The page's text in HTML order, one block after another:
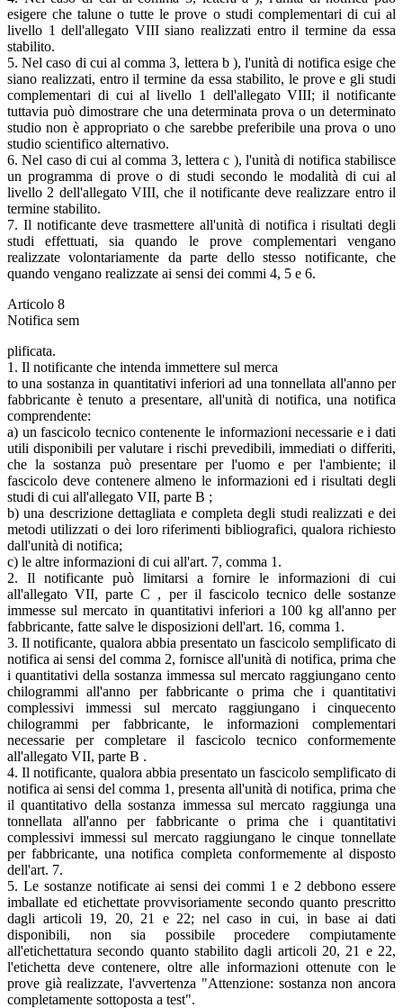
esigere che talune o tutte le prove o studi complementari di cui al
livello 1 dell'allegato VIII siano realizzati entro il termine da essa
stabilito.
5. Nel caso di cui al comma 3, lettera b ), l'unità di notifica esige che
siano realizzati, entro il termine da essa stabilito, le prove e gli studi
complementari di cui al livello 1 dell'allegato VIII; il notificante
tuttavia può dimostrare che una determinata prova o un determinato
studio non è appropriato o che sarebbe preferibile una prova o uno
studio scientifico alternativo.
6. Nel caso di cui al comma 3, lettera c ), l'unità di notifica stabilisce
un programma di prove o di studi secondo le modalità di cui al
livello 2 dell'allegato VIII, che il notificante deve realizzare entro il
termine stabilito.
7. Il notificante deve trasmettere all'unità di notifica i risultati degli
studi effettuati, sia quando le prove complementari vengano
realizzate volontariamente da parte dello stesso notificante, che
quando vengano realizzate ai sensi dei commi 4, 5 e 6.
Articolo 8
Notifica sem
plificata.
1. Il notificante che intenda immettere sul merca
to una sostanza in quantitativi inferiori ad una tonnellata all'anno per
fabbricante è tenuto a presentare, all'unità di notifica, una notifica
comprendente:
a) un fascicolo tecnico contenente le informazioni necessarie e i dati
utili disponibili per valutare i rischi prevedibili, immediati o differiti,
che la sostanza può presentare per l'uomo e per l'ambiente; il
fascicolo deve contenere almeno le informazioni ed i risultati degli
studi di cui all'allegato VII, parte B ;
b) una descrizione dettagliata e completa degli studi realizzati e dei
metodi utilizzati o dei loro riferimenti bibliografici, qualora richiesto
dall'unità di notifica;
c) le altre informazioni di cui all'art. 7, comma 1.
2. Il notificante può limitarsi a fornire le informazioni di cui
all'allegato VII, parte C , per il fascicolo tecnico delle sostanze
immesse sul mercato in quantitativi inferiori a 100 kg all'anno per
fabbricante, fatte salve le disposizioni dell'art. 16, comma 1.
3. Il notificante, qualora abbia presentato un fascicolo semplificato di
notifica ai sensi del comma 2, fornisce all'unità di notifica, prima che
i quantitativi della sostanza immessa sul mercato raggiungano cento
chilogrammi all'anno per fabbricante o prima che i quantitativi
complessivi immessi sul mercato raggiungano i cinquecento
chilogrammi per fabbricante, le informazioni complementari
necessarie per completare il fascicolo tecnico conformemente
all'allegato VII, parte B .
4. Il notificante, qualora abbia presentato un fascicolo semplificato di
notifica ai sensi del comma 1, presenta all'unità di notifica, prima che
il quantitativo della sostanza immessa sul mercato raggiunga una
tonnellata all'anno per fabbricante o prima che i quantitativi
complessivi immessi sul mercato raggiungano le cinque tonnellate
per fabbricante, una notifica completa conformemente al disposto
dell'art. 7.
5. Le sostanze notificate ai sensi dei commi 1 e 2 debbono essere
imballate ed etichettate provvisoriamente secondo quanto prescritto
dagli articoli 19, 20, 21 e 22; nel caso in cui, in base ai dati
disponibili, non sia possibile procedere compiutamente
all'etichettatura secondo quanto stabilito dagli articoli 20, 21 e 22,
l'etichetta deve contenere, oltre alle informazioni ottenute con le
prove già realizzate, l'avvertenza "Attenzione: sostanza non ancora
completamente sottoposta a test".